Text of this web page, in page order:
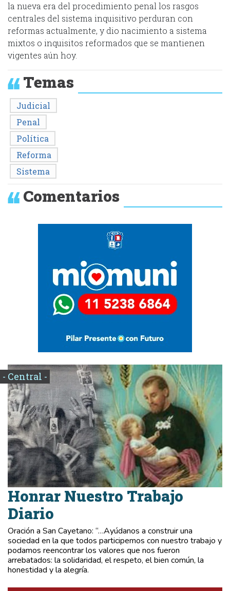
la nueva era del procedimiento penal los rasgos
centrales del sistema inquisitivo perduran con
reformas actualmente, y dio nacimiento a sistema
mixtos o inquisitos reformados que se mantienen
vigentes aún hoy.
Temas
Judicial
Penal
Política
Reforma
Sistema
Comentarios
- Central -
Honrar Nuestro Trabajo
Diario
Oración a San Cayetano: “…Ayúdanos a construir una
sociedad en la que todos participemos con nuestro trabajo y
podamos reencontrar los valores que nos fueron
arrebatados: la solidaridad, el respeto, el bien común, la
honestidad y la alegría.